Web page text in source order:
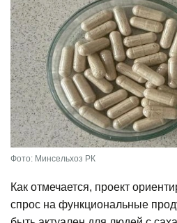
Фото: Минсельхоз РК
Как отмечается, проект
спрос на функциональные